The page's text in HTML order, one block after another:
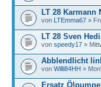
LT 28 Karmann
von LTEmma67 »
LT 28 Sven
von speedy17 »
Abblendlicht
von Willi84HH »
Ersatz